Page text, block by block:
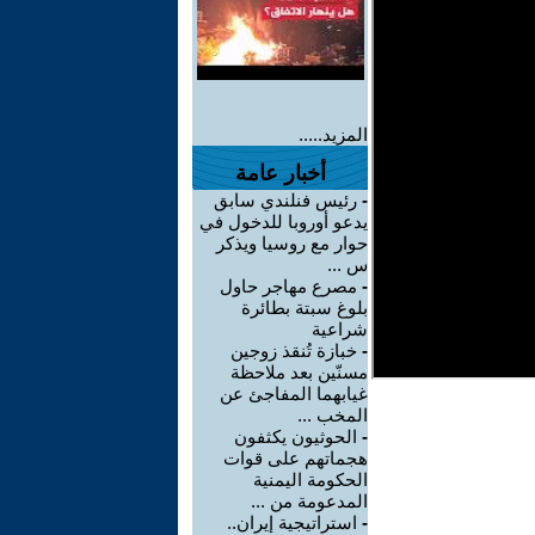
المزيد.....
أخبار عامة
- رئيس فنلندي سابق
يدعو أوروبا للدخول في
حوار مع روسيا ويذكر
س ...
- مصرع مهاجر حاول
بلوغ سبتة بطائرة
شراعية
- خبازة تُنقذ زوجين
مسنّين بعد ملاحظة
غيابهما المفاجئ عن
المخب ...
- الحوثيون يكثفون
هجماتهم على قوات
الحكومة اليمنية
المدعومة من ...
- استراتيجية إيران..